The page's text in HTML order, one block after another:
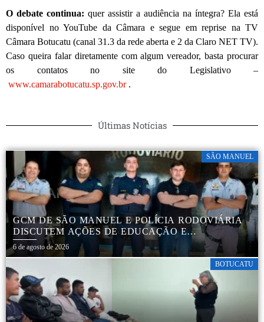
O debate continua: quer assistir a audiência na íntegra? Ela está
disponível no YouTube da Câmara e segue em reprise na TV
Câmara Botucatu (canal 31.3 da rede aberta e 2 da Claro NET TV).
Caso queira falar diretamente com algum vereador, basta procurar
os contatos no site do Legislativo –
www.camarabotucatu.sp.gov.br.
Últimas Notícias
SÃO MANUEL
GCM DE SÃO MANUEL E POLÍCIA RODOVIÁRIA
DISCUTEM AÇÕES DE EDUCAÇÃO E
SEGURANÇA NO TRÂNSITO
6 de agosto de 2026
BOTUCATU